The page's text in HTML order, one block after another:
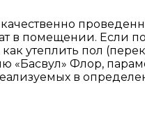
в помещении. Если
утеплить пол
«Басвул» Флор,
в